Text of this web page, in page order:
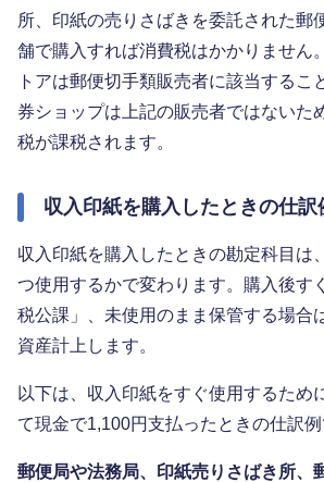
所、印紙の売りさばきを委託された郵
舗で購入すれば消費税はかかりません
トアは郵便切手類販売者に該当するこ
券ショップは上記の販売者ではないた
税が課税されます。
収入印紙を購入したときの仕訳
収入印紙を購入したときの勘定科目は
つ使用するかで変わります。購入後す
税公課」、未使用のまま保管する場合
資産計上します。
以下は、収入印紙をすぐ使用するため
て現金で1,100円支払ったときの仕訳例
郵便局や法務局、印紙売りさばき所、